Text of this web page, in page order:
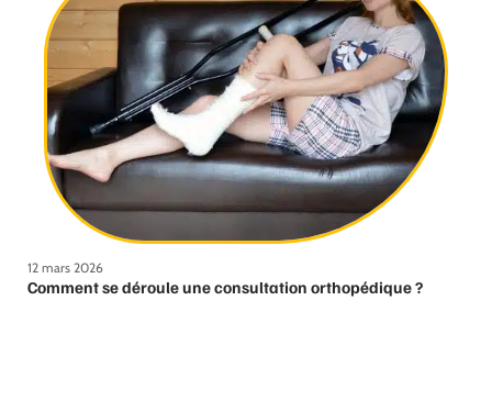
12 mars 2026
Comment se déroule une consultation orthopédique ?